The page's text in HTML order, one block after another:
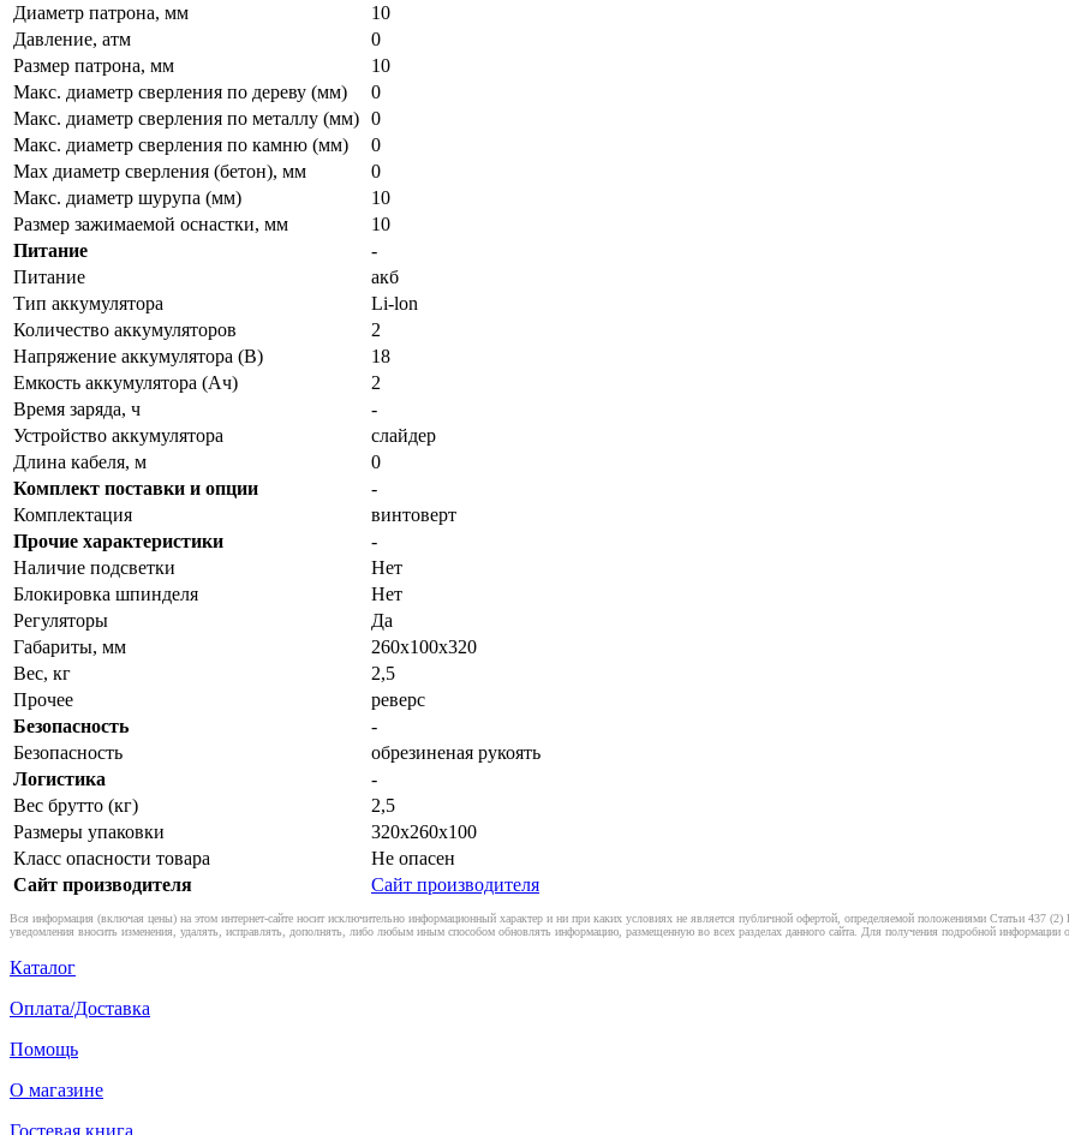
Диаметр патрона, мм
10
Давление, атм
0
Размер патрона, мм
10
Макс. диаметр сверления по дереву (мм)
0
Макс. диаметр сверления по металлу (мм) 0
Макс. диаметр сверления по камню (мм)
0
Мах диаметр сверления (бетон), мм
0
Макс. диаметр шурупа (мм)
10
Размер зажимаемой оснастки, мм
10
Питание
-
Питание
акб
Тип аккумулятора
Li-lon
Количество аккумуляторов
2
Напряжение аккумулятора (В)
18
Емкость аккумулятора (Ач)
2
Время заряда, ч
-
Устройство аккумулятора
слайдер
Длина кабеля, м
0
Комплект поставки и опции
-
Комплектация
винтоверт
Прочие характеристики
-
Наличие подсветки
Нет
Блокировка шпинделя
Нет
Регуляторы
Да
Габариты, мм
260x100x320
Вес, кг
2,5
Прочее
реверс
Безопасность
-
Безопасность
обрезиненая рукоять
Логистика
-
Вес брутто (кг)
2,5
Размеры упаковки
320х260х100
Класс опасности товара
Не опасен
Сайт производителя
Сайт производителя
Вся информация (включая цены) на этом интернет-сайте носит исключительно информационный характер и ни при каких условиях не является публичной офертой, определяемой положениями Статьи 437
уведомления вносить изменения, удалять, исправлять, дополнять, либо любым иным способом обновлять информацию, размещенную во всех разделах данного сайта. Для получения подробной информации
Каталог
Оплата/Доставка
Помощь
О магазине
Гостевая книга